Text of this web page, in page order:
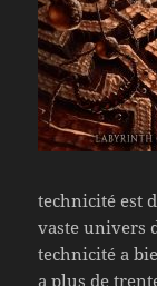
technicité est
vaste univers
technicité a
a plus de